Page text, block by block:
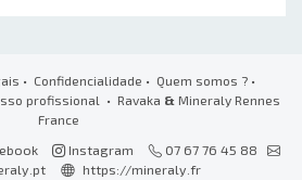
• Confidencialidade • Quem somos ?•
profissional • Ravaka & Mineraly Rennes
France
Instagram
07 67 76 45 88
https://mineraly.fr